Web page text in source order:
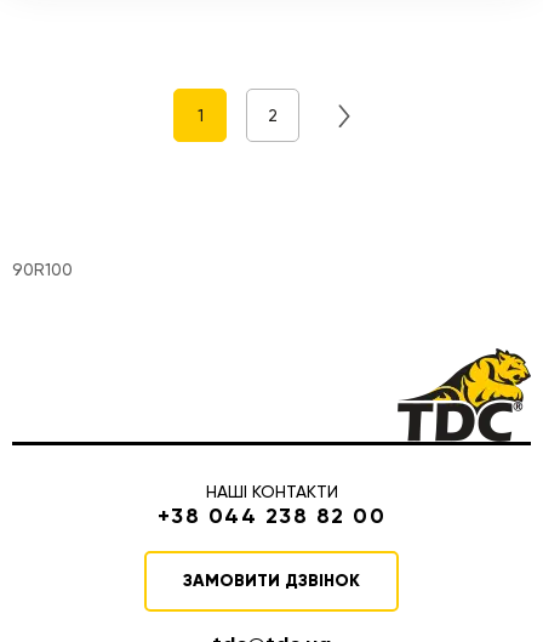
1 2
90R100
НАШІ КОНТАКТИ
+38 044 238 82 00
ЗАМОВИТИ ДЗВІНОК